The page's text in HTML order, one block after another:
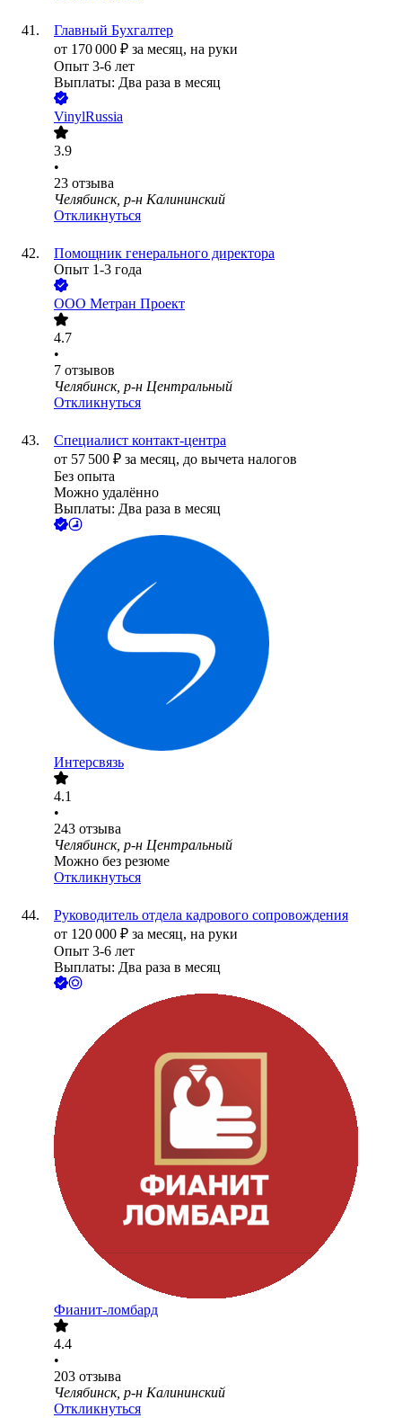
Главный Бухгалтер
от 170 000 ₽ за месяц, на руки
Опыт 3-6 лет
Выплаты: Два раза в месяц
VinylRussia
3.9
•
23 отзыва
Челябинск, р-н Калининский
Откликнуться
Помощник генерального директора
Опыт 1-3 года
ООО Метран Проект
4.7
•
7 отзывов
Челябинск, р-н Центральный
Откликнуться
Специалиcт контакт-центра
от 57 500 ₽ за месяц, до вычета налогов
Без опыта
Можно удалённо
Выплаты: Два раза в месяц
Интерсвязь
4.1
•
243 отзыва
Челябинск, р-н Центральный
Можно без резюме
Откликнуться
Руководитель отдела кадрового сопровождения
от 120 000 ₽ за месяц, на руки
Опыт 3-6 лет
Выплаты: Два раза в месяц
Фианит-ломбард
4.4
•
203 отзыва
Челябинск, р-н Калининский
Откликнуться